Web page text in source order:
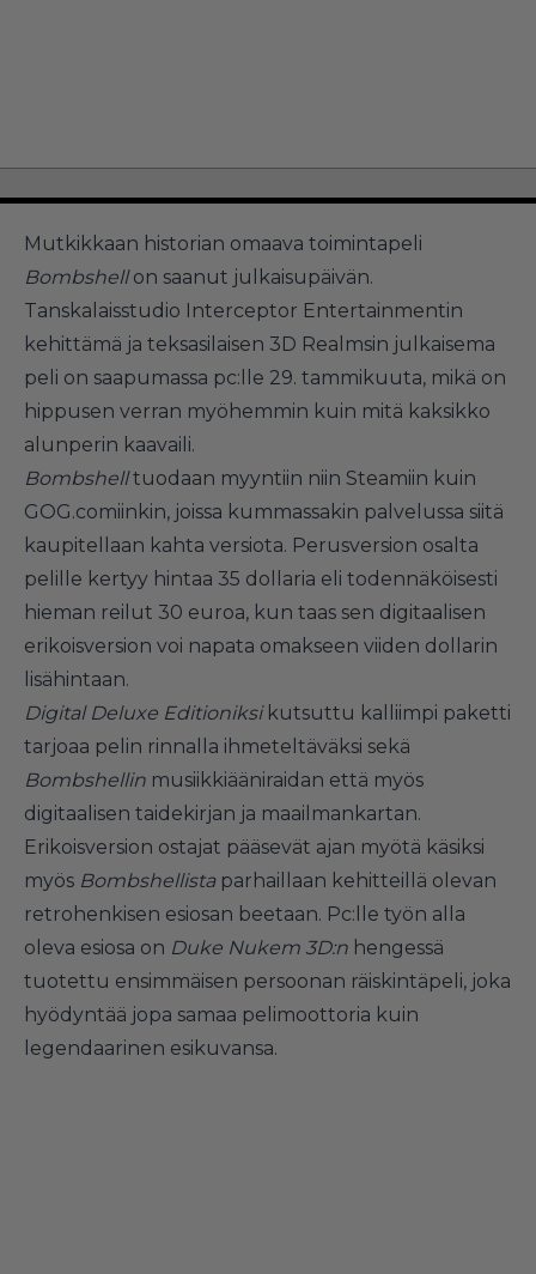
Mutkikkaan historian omaava toimintapeli
Bombshellon saanut julkaisupäivän.
Tanskalaisstudio Interceptor Entertainmentin
kehittämä ja teksasilaisen 3D Realmsin julkaisema
peli on saapumassa pc:lle 29. tammikuuta, mikä on
hippusen verran myöhemmin kuin mitä kaksikko
alunperin kaavaili.
Bombshelltuodaan myyntiin niin Steamiin kuin
GOG.comiinkin, joissa kummassakin palvelussa siitä
kaupitellaan kahta versiota. Perusversion osalta
pelille kertyy hintaa 35 dollaria eli todennäköisesti
hieman reilut 30 euroa, kun taas sen digitaalisen
erikoisversion voi napata omakseen viiden dollarin
lisähintaan.
Digital Deluxe Editioniksikutsuttu kalliimpi paketti
tarjoaa pelin rinnalla ihmeteltäväksi sekä
Bombshellin musiikkiääniraidan että myös
digitaalisen taidekirjan ja maailmankartan.
Erikoisversion ostajat pääsevät ajan myötä käsiksi
myös Bombshellista parhaillaan kehitteillä olevan
retrohenkisen esiosan beetaan. Pc:lle työn alla
oleva esiosa on Duke Nukem 3D:n hengessä
tuotettu ensimmäisen persoonan räiskintäpeli, joka
hyödyntää jopa samaa pelimoottoria kuin
legendaarinen esikuvansa.